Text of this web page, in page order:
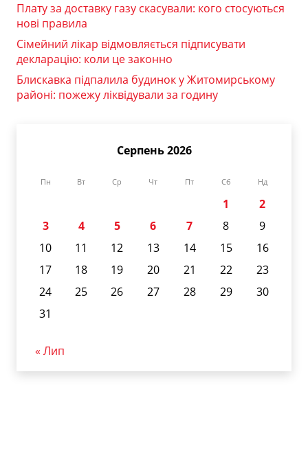
Плату за доставку газу скасували: кого стосуються
нові правила
Сімейний лікар відмовляється підписувати
декларацію: коли це законно
Блискавка підпалила будинок у Житомирському
районі: пожежу ліквідували за годину
Серпень 2026
Пн Вт Ср Чт Пт Сб Нд
1
2
3
4 5 6 7 8
9
10
11 12 13 14 15
16
17
18 19 20 21 22
23
24
25 26 27 28 29
30
31
« Лип